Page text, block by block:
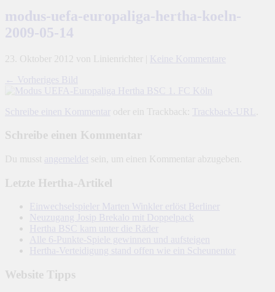
modus-uefa-europaliga-hertha-koeln-
2009-05-14
23. Oktober 2012 von Linienrichter
Keine Kommentare
← Vorheriges Bild
Schreibe einen Kommentar oder ein Trackback: Trackback-URL
Schreibe einen Kommentar
Du musst angemeldet sein, um einen Kommentar abzugeben.
Letzte Hertha-Artikel
Einwechselspieler Marten Winkler erlöst Berliner
Neuzugang Josip Brekalo mit Doppelpack
Hertha BSC kam unter die Räder
Alle 6-Punkte-Spiele gewinnen und aufsteigen
Hertha-Verteidigung stand offen wie ein Scheunentor
Website Tipps